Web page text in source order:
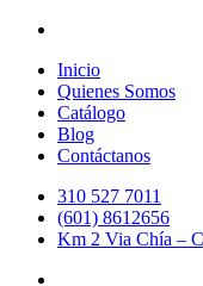
Inicio
Quienes Somos
Catálogo
Blog
Contáctanos
310 527 7011
(601) 8612656
Km 2 Via Chía –